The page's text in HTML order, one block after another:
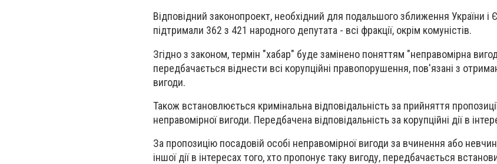
Відповідний законопроект, необхідний для подальшого зближення України і
підтримали 362 з 421 народного депутата - всі фракції, окрім комуністів.
Згідно з законом, термін "хабар" буде замінено поняттям "неправомірна
передбачається віднести всі корупційні правопорушення, пов'язані з
вигоди.
Також встановлюється кримінальна відповідальність за прийняття
неправомірної вигоди. Передбачена відповідальність за корупційні дії в
За пропозицію посадовій особі неправомірної вигоди за вчинення або
іншої дії в інтересах того, хто пропонує таку вигоду, передбачається